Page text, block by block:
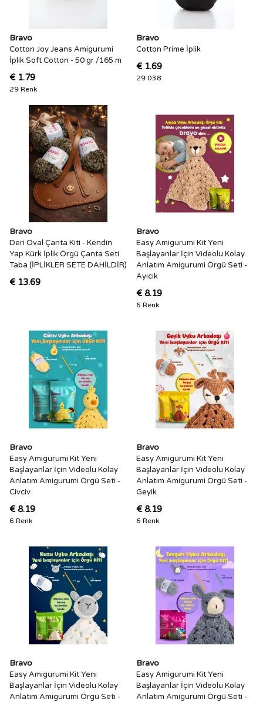
Bravo
Cotton Joy Jeans Amigurumi
İplik Soft Cotton - 50 gr /165 m
€ 1.79
29 Renk
Bravo
Cotton Prime İplik
€ 1.69
29 038
Bravo
Deri Oval Çanta Kiti - Kendin
Yap Kürk İplik Örgü Çanta Seti
Taba (İPLİKLER SETE DAHİLDİR)
€ 13.69
Bravo
Easy Amigurumi Kit Yeni
Başlayanlar İçin Videolu Kolay
Anlatım Amigurumi Örgü Seti -
Ayıcık
€ 8.19
6 Renk
Bravo
Easy Amigurumi Kit Yeni
Başlayanlar İçin Videolu Kolay
Anlatım Amigurumi Örgü Seti -
Civciv
€ 8.19
6 Renk
Bravo
Easy Amigurumi Kit Yeni
Başlayanlar İçin Videolu Kolay
Anlatım Amigurumi Örgü Seti -
Geyik
€ 8.19
6 Renk
Bravo
Easy Amigurumi Kit Yeni
Başlayanlar İçin Videolu Kolay
Anlatım Amigurumi Örgü Seti -
Bravo
Easy Amigurumi Kit Yeni
Başlayanlar İçin Videolu Kolay
Anlatım Amigurumi Örgü Seti -